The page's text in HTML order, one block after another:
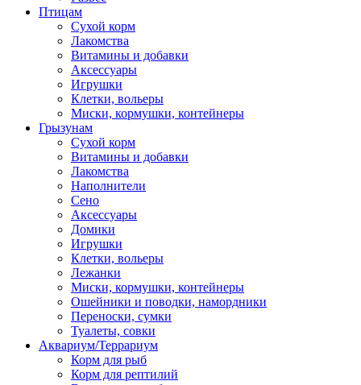
Птицам
Сухой корм
Лакомства
Витамины и добавки
Аксессуары
Игрушки
Клетки, вольеры
Миски, кормушки, контейнеры
Грызунам
Сухой корм
Витамины и добавки
Лакомства
Наполнители
Сено
Аксессуары
Домики
Игрушки
Клетки, вольеры
Лежанки
Миски, кормушки, контейнеры
Ошейники и поводки, намордники
Переноски, сумки
Туалеты, совки
Аквариум/Террариум
Корм для рыб
Корм для рептилий